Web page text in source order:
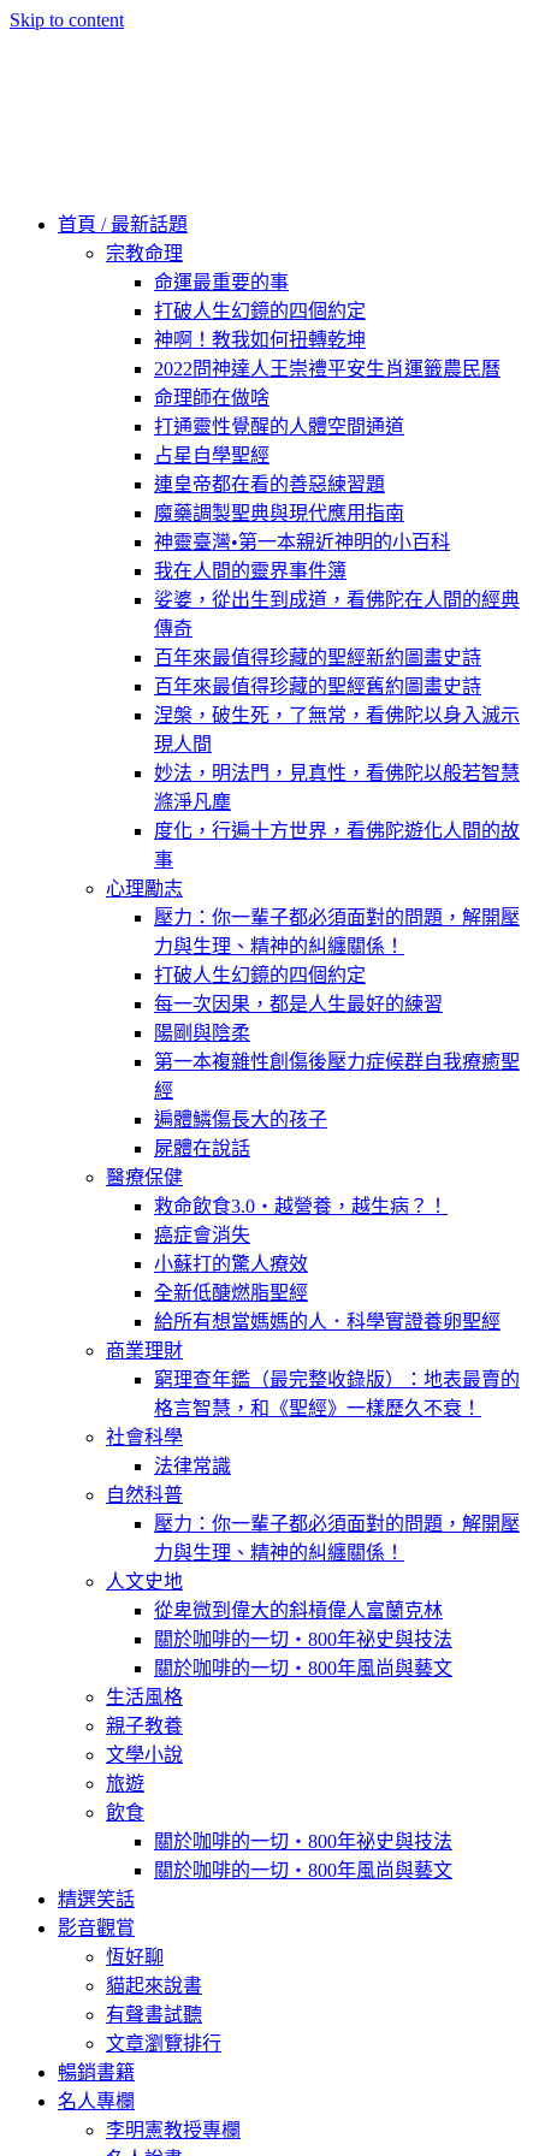
Skip to content
首頁 / 最新話題
宗教命理
命運最重要的事
打破人生幻鏡的四個約定
神啊！教我如何扭轉乾坤
2022問神達人王崇禮平安生肖運籤農民曆
命理師在做啥
打通靈性覺醒的人體空間通道
占星自學聖經
連皇帝都在看的善惡練習題
魔藥調製聖典與現代應用指南
神靈臺灣•第一本親近神明的小百科
我在人間的靈界事件簿
娑婆，從出生到成道，看佛陀在人間的經典
傳奇
百年來最值得珍藏的聖經新約圖畫史詩
百年來最值得珍藏的聖經舊約圖畫史詩
涅槃，破生死，了無常，看佛陀以身入滅示
現人間
妙法，明法門，見真性，看佛陀以般若智慧
滌淨凡塵
度化，行遍十方世界，看佛陀遊化人間的故
事
心理勵志
壓力：你一輩子都必須面對的問題，解開壓
力與生理、精神的糾纏關係！
打破人生幻鏡的四個約定
每一次因果，都是人生最好的練習
陽剛與陰柔
第一本複雜性創傷後壓力症候群自我療癒聖
經
遍體鱗傷長大的孩子
屍體在說話
醫療保健
救命飲食3.0‧越營養，越生病？！
癌症會消失
小蘇打的驚人療效
全新低醣燃脂聖經
給所有想當媽媽的人．科學實證養卵聖經
商業理財
窮理查年鑑（最完整收錄版）：地表最賣的
格言智慧，和《聖經》一樣歷久不衰！
社會科學
法律常識
自然科普
壓力：你一輩子都必須面對的問題，解開壓
力與生理、精神的糾纏關係！
人文史地
從卑微到偉大的斜槓偉人富蘭克林
關於咖啡的一切‧800年祕史與技法
關於咖啡的一切‧800年風尚與藝文
生活風格
親子教養
文學小說
旅遊
飲食
關於咖啡的一切‧800年祕史與技法
關於咖啡的一切‧800年風尚與藝文
精選笑話
影音觀賞
恆好聊
貓起來說書
有聲書試聽
文章瀏覽排行
暢銷書籍
名人專欄
李明憲教授專欄